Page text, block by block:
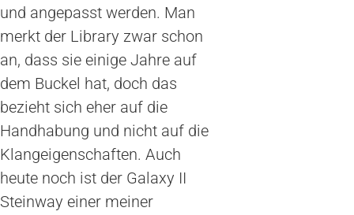
und angepasst werden. Man
merkt der Library zwar schon
an, dass sie einige Jahre auf
dem Buckel hat, doch das
bezieht sich eher auf die
Handhabung und nicht auf die
Klangeigenschaften. Auch
heute noch ist der Galaxy II
Steinway einer meiner